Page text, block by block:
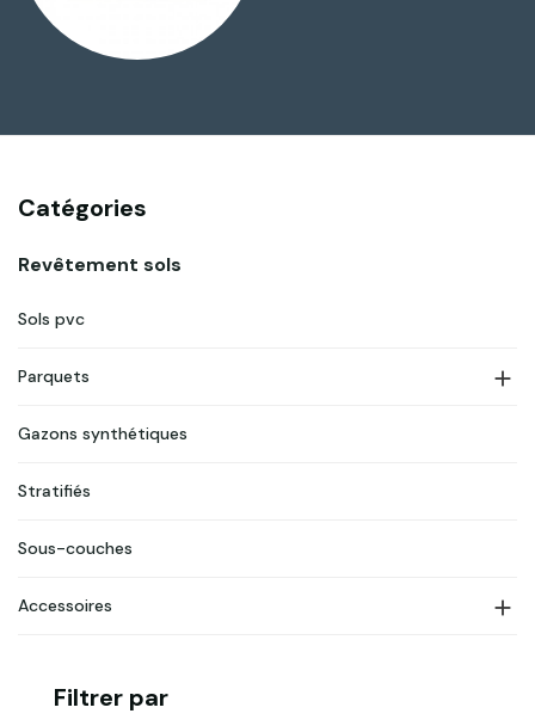
Catégories
Revêtement sols
Sols pvc
Parquets 
Gazons synthétiques
Stratifiés
Sous-couches
Accessoires 
Filtrer par